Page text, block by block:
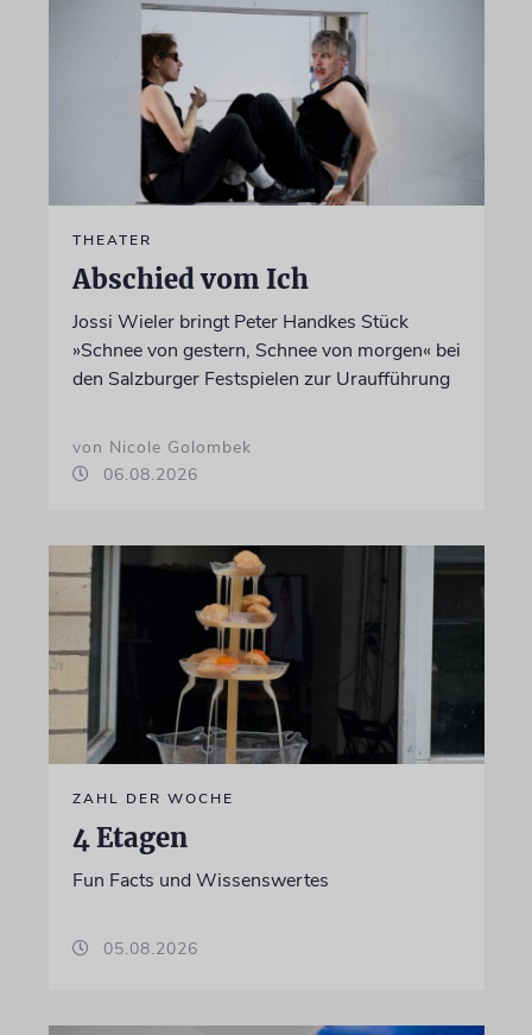
THEATER
Abschied vom Ich
Jossi Wieler bringt Peter Handkes Stück
»Schnee von gestern, Schnee von morgen« bei
den Salzburger Festspielen zur Uraufführung
von Nicole Golombek
06.08.2026
ZAHL DER WOCHE
4 Etagen
Fun Facts und Wissenswertes
05.08.2026